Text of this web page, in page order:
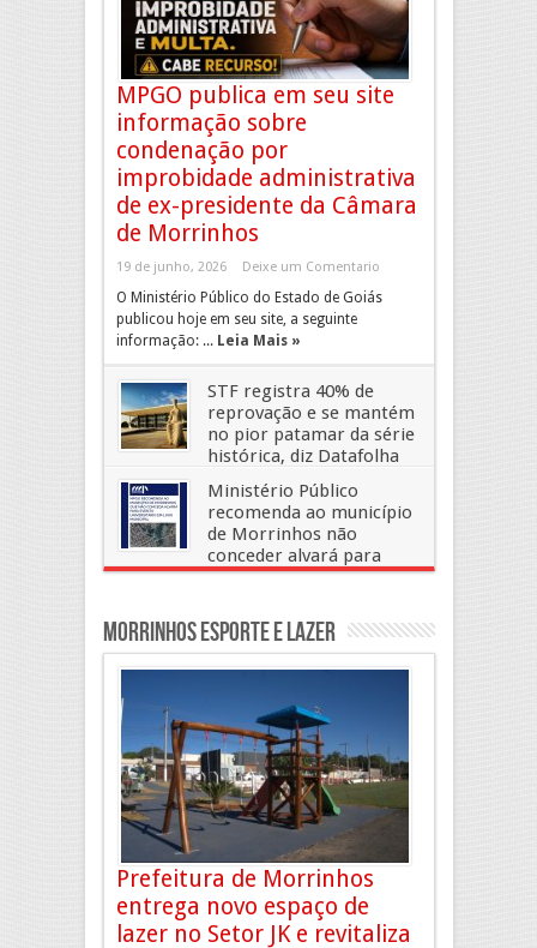
MPGO publica em seu site
informação sobre
condenação por
improbidade administrativa
de ex-presidente da Câmara
de Morrinhos
19 de junho, 2026 Deixe um Comentario
O Ministério Público do Estado de Goiás
publicou hoje em seu site, a seguinte
informação: ... Leia Mais »
STF registra 40% de
reprovação e se mantém
no pior patamar da série
histórica, diz Datafolha
19 de maio, 2026 Deixe um Comentario
Ministério Público
recomenda ao município
de Morrinhos não
conceder alvará para
evento universitário junto ao Lago
21 de julho, 2025 Deixe um Comentario
Morrinhos Esporte e Lazer
Prefeitura de Morrinhos
entrega novo espaço de
lazer no Setor JK e revitaliza